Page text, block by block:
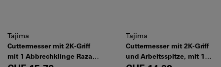
Tajima
Cuttermesser mit 2K-Griff
mit 1 Abbrechklinge Razar
Tajima
Cuttermesser mit 2K-Griff
und Arbeitsspitze, mit 1